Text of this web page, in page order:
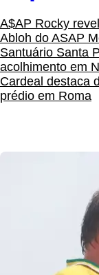
A$AP Rocky
Abloh do ASAP
Santuário Santa
acolhimento em
Cardeal destaca
prédio em Roma